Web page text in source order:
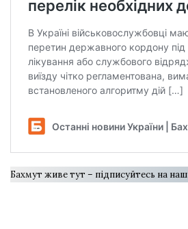
Бахмут живе тут – підписуйтесь на наш